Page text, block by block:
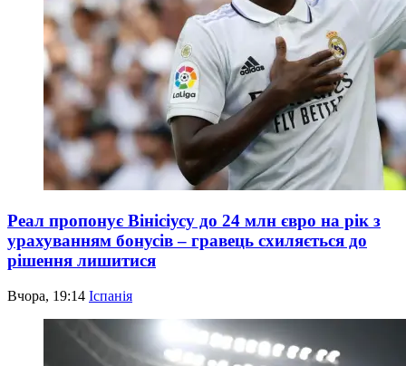
Реал пропонує Вінісіусу до 24 млн євро на рік з
урахуванням бонусів – гравець схиляється до
рішення лишитися
Вчора, 19:14 Іспанія